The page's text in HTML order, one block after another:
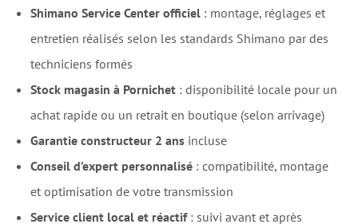
Shimano Service Center officiel : montage, réglages et
entretien réalisés selon les standards Shimano par des
techniciens formés
Stock magasin à Pornichet : disponibilité locale pour un
achat rapide ou un retrait en boutique (selon arrivage)
Garantie constructeur 2 ans incluse
Conseil d’expert personnalisé : compatibilité, montage
et optimisation de votre transmission
Service client local et réactif: suivi avant et après